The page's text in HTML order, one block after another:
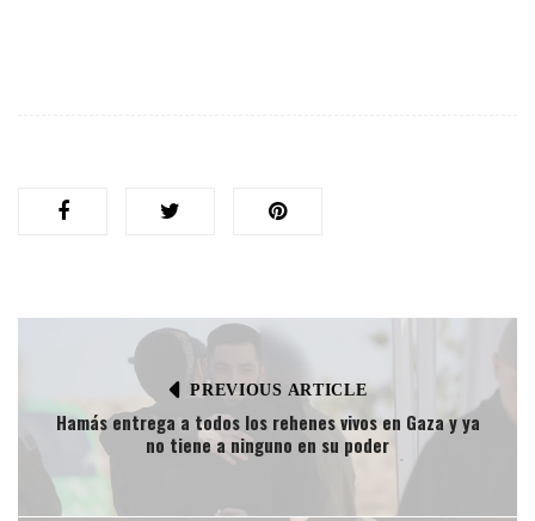
PREVIOUS ARTICLE
Hamás entrega a todos los rehenes vivos en Gaza y ya
no tiene a ninguno en su poder